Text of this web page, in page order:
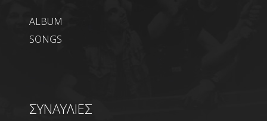
ALBUM
SONGS
ΣΥΝΑΥΛΙΕΣ